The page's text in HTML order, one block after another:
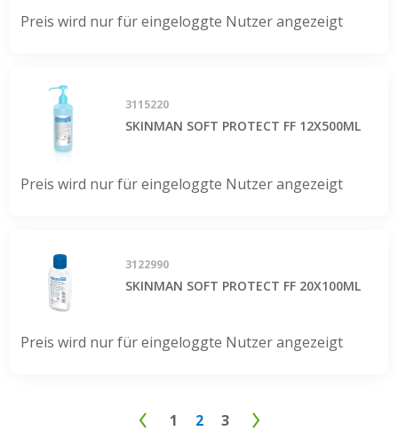
Preis wird nur für eingeloggte Nutzer angezeigt
3115220
SKINMAN SOFT PROTECT FF 12X500ML
Preis wird nur für eingeloggte Nutzer angezeigt
3122990
SKINMAN SOFT PROTECT FF 20X100ML
Preis wird nur für eingeloggte Nutzer angezeigt
1 2 3